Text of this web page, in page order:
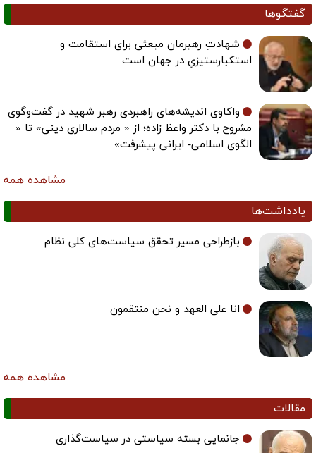
گفتگوها
شهادتِ رهبرمان مبعثی برای استقامت و
استکبارستیزیِ در جهان است
واکاوی اندیشه‌های راهبردی رهبر شهید در گفت‌وگوی
مشروح با دکتر واعظ زاده؛ از « مردم سالاری دینی» تا «
الگوی اسلامی- ایرانی پیشرفت»
مشاهده همه
یادداشت‌ها
بازطراحی مسیر تحقق سیاست‌های کلی نظام
انا علی العهد و نحن منتقمون
مشاهده همه
مقالات
جانمایی بسته سیاستی در سیاست‌گذاری